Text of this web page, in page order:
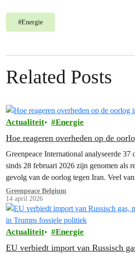
#Energie
Related Posts
Actualiteit Energie
Hoe reageren overheden op de
Greenpeace International analyseerde 37
sinds 28 februari 2026 zijn genomen als
gevolg van de oorlog tegen Iran. Veel
dreigen de afhankelijkheid van fossiele
basis van deze oorlog ligt, juist te
Greenpeace Belgium
14 april 2026
Actualiteit Energie
EU verbiedt import van Russisch